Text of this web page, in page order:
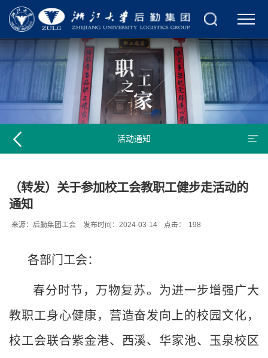
活动通知
（转发）关于参加校工会教职工健步走活动的
通知
来源：后勤集团工会 发布时间：2024-03-14 点击： 198
各部门工会：
春分时节，万物复苏。为进一步增强广大
教职工身心健康，营造奋发向上的校园文化，
校工会联合紫金港、西溪、华家池、玉泉校区